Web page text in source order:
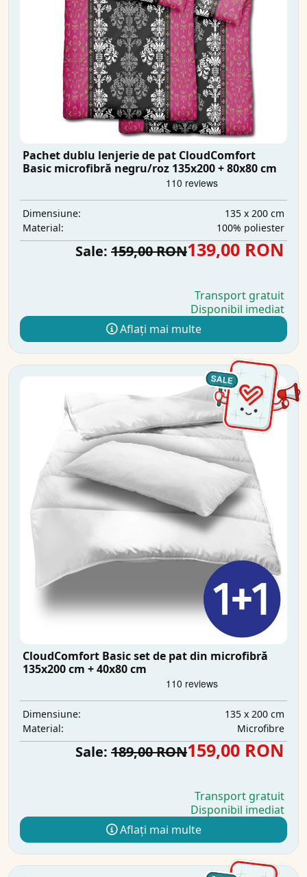
Pachet dublu lenjerie de pat CloudComfort
Basic microfibră negru/roz 135x200 + 80x80 cm
Dimensiune:
135 x 200 cm
Material:
100% poliester
Sale: 159,00 RON139,00 RON
Transport gratuit
Disponibil imediat
Aflați mai multe
CloudComfort Basic set de pat din microfibră
135x200 cm + 40x80 cm
Dimensiune:
135 x 200 cm
Material:
Microfibre
Sale: 189,00 RON159,00 RON
Transport gratuit
Disponibil imediat
Aflați mai multe